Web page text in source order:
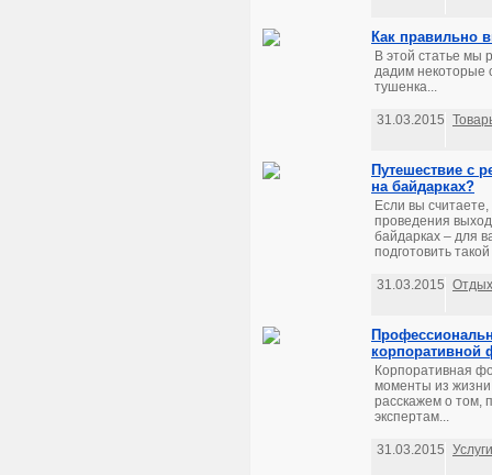
Как правильно
В этой статье мы
дадим некоторые
тушенка...
31.03.2015
Путешествие с
на байдарках?
Если вы
проведения
байдарках – для
подготовить
31.03.2015
корпоративной
Корпоративная
моменты из
расскажем о том,
экспертам...
31.03.2015 Услуги